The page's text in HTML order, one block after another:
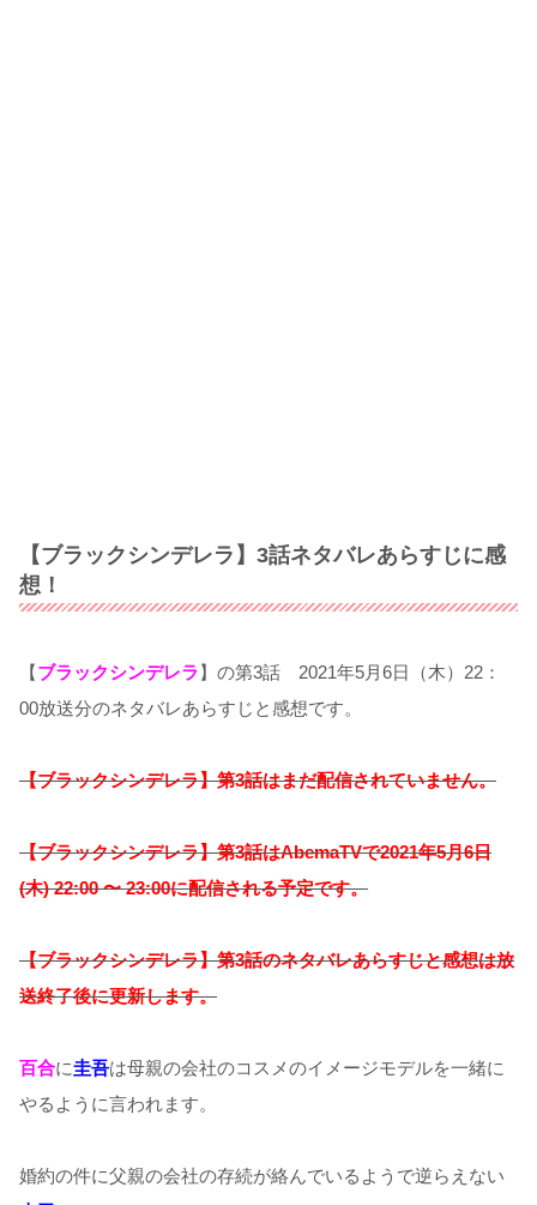
【ブラックシンデレラ】3話ネタバレあらすじに感
想！
【 ブラックシンデレラ 】の第3話 2021年5月6日（木）22：
00放送分のネタバレあらすじと感想です。
【ブラックシンデレラ】第3話はまだ配信されていません。
【ブラックシンデレラ】第3話はAbemaTVで2021年5月6日
(木) 22:00 〜 23:00に配信される予定です。
【ブラックシンデレラ】第3話のネタバレあらすじと感想は放
送終了後に更新します。
百合に圭吾は母親の会社のコスメのイメージモデルを一緒に
やるように言われます。
婚約の件に父親の会社の存続が絡んでいるようで逆らえない